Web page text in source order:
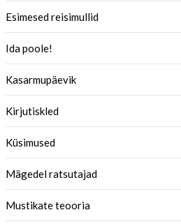
Esimesed reisimullid
Ida poole!
Kasarmupäevik
Kirjutiskled
Küsimused
Mägedel ratsutajad
Mustikate teooria